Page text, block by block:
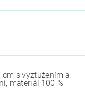
cm s vyztužením a
materiál 100 %